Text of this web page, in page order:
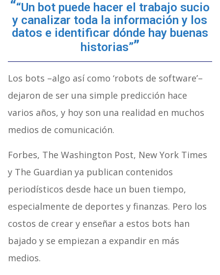
“Un bot puede hacer el trabajo sucio
y canalizar toda la información y los
datos e identificar dónde hay buenas
historias”
Los bots –algo así como ‘robots de software’–
dejaron de ser una simple predicción hace
varios años, y hoy son una realidad en muchos
medios de comunicación.
Forbes, The Washington Post, New York Times
y The Guardian ya publican contenidos
periodísticos desde hace un buen tiempo,
especialmente de deportes y finanzas. Pero los
costos de crear y enseñar a estos bots han
bajado y se empiezan a expandir en más
medios.